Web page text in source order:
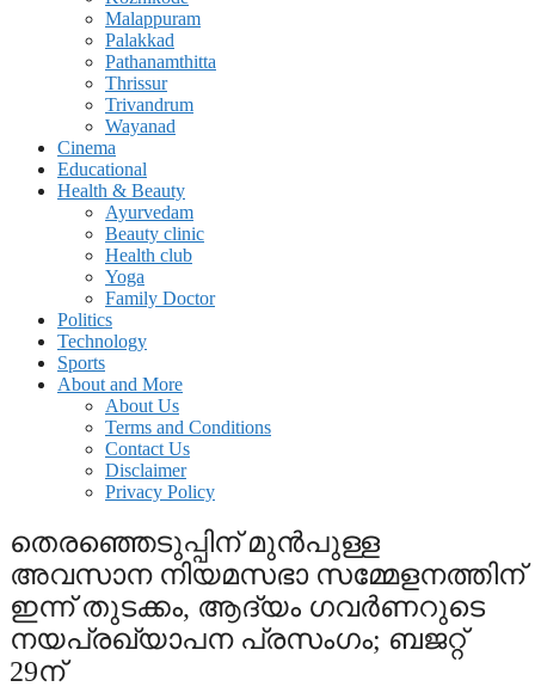
Malappuram
Palakkad
Pathanamthitta
Thrissur
Trivandrum
Wayanad
Cinema
Educational
Health & Beauty
Ayurvedam
Beauty clinic
Health club
Yoga
Family Doctor
Politics
Technology
Sports
About and More
About Us
Terms and Conditions
Contact Us
Disclaimer
Privacy Policy
തെരഞ്ഞെടുപ്പിന് മുന്‍പുള്ള
അവസാന നിയമസഭാ സമ്മേളനത്തിന്
ഇന്ന് തുടക്കം, ആദ്യം ഗവര്‍ണറുടെ
നയപ്രഖ്യാപന പ്രസംഗം; ബജറ്റ്
29ന്